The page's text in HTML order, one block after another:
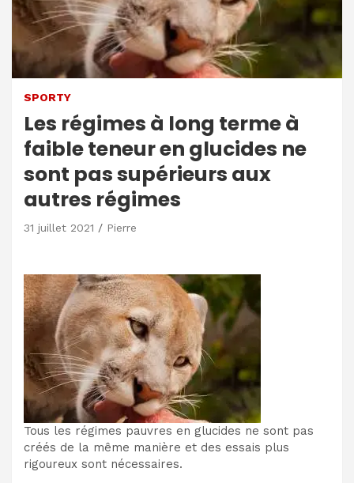
SPORTY
Les régimes à long terme à
faible teneur en glucides ne
sont pas supérieurs aux
autres régimes
31 juillet 2021 Pierre
Tous les régimes pauvres en glucides ne sont pas
créés de la même manière et des essais plus
rigoureux sont nécessaires.